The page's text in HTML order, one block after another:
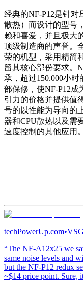
经典的NF-P12是针对
散热）而设计的型号
赖和喜爱，并且极大
顶级制造商的声誉。
荣的机型，采用精简
留其核心部份要求。
承，超过150.000小
部保修，使NF-P12
引力的价格并提供值
号的以性能为导向的
器和CPU散热以及需
速度控制的其他应用。
techPowerUp.com•VSG
“The NF-A12x25 we
same noise levels and
but the NF-P12 redux
~$14 price point. Sure,